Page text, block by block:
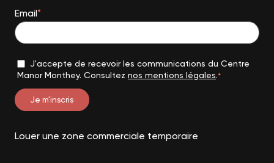
Email*
J'accepte de recevoir les communications du Centre
Manor Monthey. Consultez nos mentions légales.*
Louer une zone commerciale temporaire